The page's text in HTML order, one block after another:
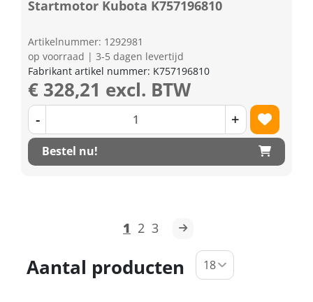
Startmotor Kubota K757196810
Artikelnummer: 1292981
op voorraad | 3-5 dagen levertijd
Fabrikant artikel nummer: K757196810
€ 328,21 excl. BTW
- +
Bestel nu!
1 2 3
Aantal producten